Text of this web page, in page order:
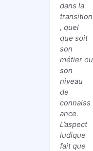
dans la
transition
, quel
que soit
son
métier ou
son
niveau
de
connaiss
ance.
L’aspect
ludique
fait que